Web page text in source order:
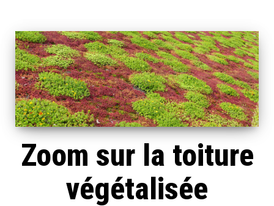
Zoom sur la toiture
végétalisée